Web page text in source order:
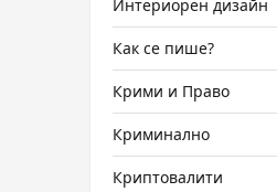
Интериорен дизайн
Как се пише?
Крими и Право
Криминално
Криптовалити